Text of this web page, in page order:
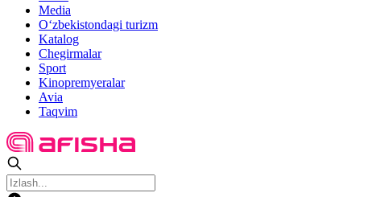
Media
O‘zbekistondagi turizm
Katalog
Chegirmalar
Sport
Kinopremyeralar
Avia
Taqvim